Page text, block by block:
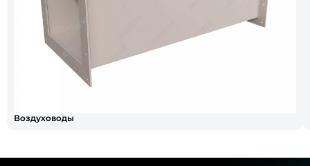
Воздуховоды